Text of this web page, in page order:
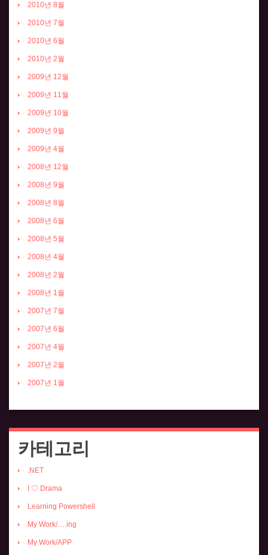
2010년 8월
2010년 7월
2010년 6월
2010년 2월
2009년 12월
2009년 11월
2009년 10월
2009년 9월
2009년 4월
2008년 12월
2008년 9월
2008년 8월
2008년 6월
2008년 5월
2008년 4월
2008년 2월
2008년 1월
2007년 7월
2007년 6월
2007년 4월
2007년 2월
2007년 1월
카테고리
.NET
I ♡ Drama
Learning Powershell
My Work/….ing
My Work/APP